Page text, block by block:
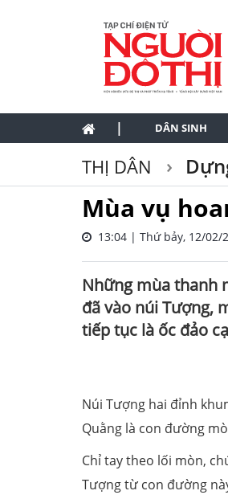
| DÂN SINH
THỊ DÂN
Mùa vụ
13:04 | Thứ bảy, 12/02/
Những mùa thanh
đã vào núi Tượng,
tiếp tục là ốc đảo
Núi Tượng hai đỉnh
Quằng là con đường
Chỉ tay theo lối mòn,
Tượng từ con đường